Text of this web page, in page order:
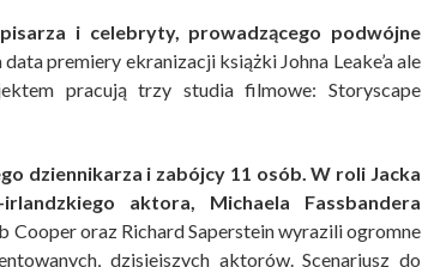
i celebryty, prowadzącego podwójne
premiery ekranizacji książki Johna Leake’a ale
pracują trzy studia filmowe: Storyscape
dziennikarza i zabójcy 11 osób. W roli Jacka
aktora, Michaela Fassbandera
Cooper oraz Richard Saperstein wyrazili ogromne
dzisiejszych aktorów. Scenariusz do